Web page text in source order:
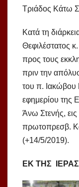
Τριάδος Κάτω
Κατά τη
Θεφιλέστατος
προς τους
πριν την
του π. Ιακώβου
εφημερίου της
Άνω Στενής,
πρωτοπρεσβ.
(+14/5/2019).
ΕΚ ΤΗΣ